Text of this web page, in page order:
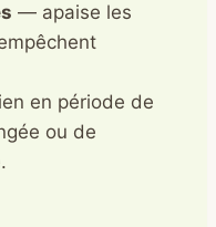
— apaise les
en période de
ou de